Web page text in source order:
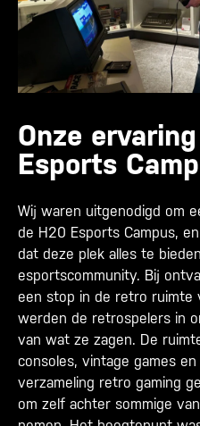
Onze
Esports
Wij waren uitgenodigd om
de H20 Esports Campus,
dat deze plek alles te
esportscommunity. Bij
een stop in de retro ruimte
werden de retrospelers in
van wat ze zagen. De
consoles, vintage games
verzameling retro gaming
om zelf achter sommige